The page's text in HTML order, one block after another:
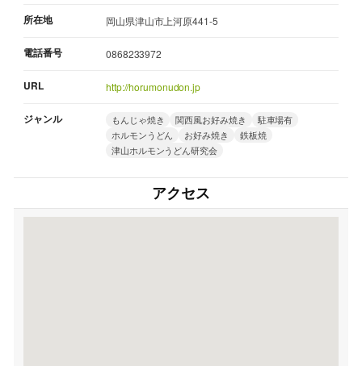
所在地 岡山県津山市上河原441-5
電話番号 0868233972
URL http://horumonudon.jp
ジャンル もんじゃ焼き 関西風お好み焼き
駐車場有
ホルモンうどん
お好み焼き
鉄板焼
津山ホルモンうどん研究会
アクセス